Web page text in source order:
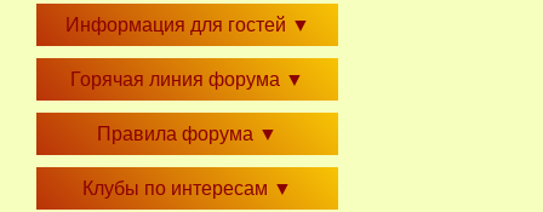
Информация для гостей ▼
Горячая линия форума ▼
Правила форума ▼
Клубы по интересам ▼